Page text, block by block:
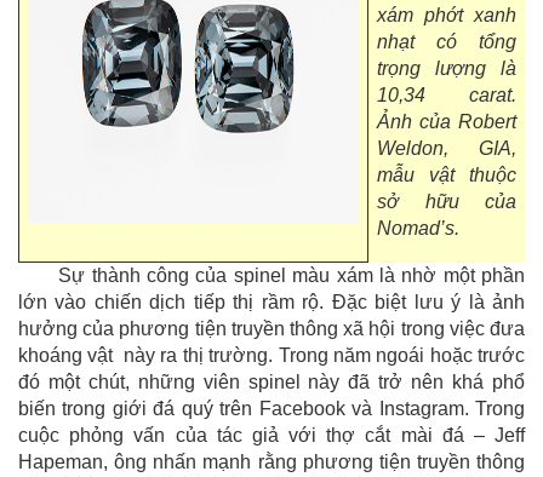
xám phớt xanh
nhạt có tổng
trọng lượng là
10,34 carat.
Ảnh của Robert
Weldon, GIA,
mẫu vật thuộc
sở hữu của
Nomad’s.
Sự thành công của spinel màu xám là nhờ một phần
lớn vào chiến dịch tiếp thị rầm rộ. Đặc biệt lưu ý là ảnh
hưởng của phương tiện truyền thông xã hội trong việc đưa
khoáng vật này ra thị trường. Trong năm ngoái hoặc trước
đó một chút, những viên spinel này đã trở nên khá phổ
biến trong giới đá quý trên Facebook và Instagram. Trong
cuộc phỏng vấn của tác giả với thợ cắt mài đá – Jeff
Hapeman, ông nhấn mạnh rằng phương tiện truyền thông